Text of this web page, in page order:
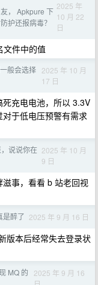
， Apkpure 下
护还报病毒？
2025 年
10 月 22
日
文件中的值
般会选择 2025 年 10 月
17 日
充电电池，所以 3.3V
于低电压预警有需求
说说你在 2025 年 10 月
9 日
事，看看 b 站老回视
是醉了 2025 年 9 月 16 日
版本后经常失去登录状
MQ 的
2025 年 9 月 16